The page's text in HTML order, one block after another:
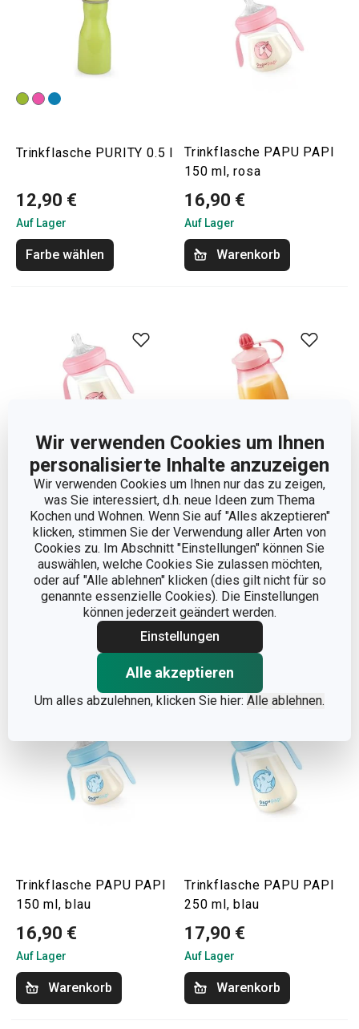
Wir verwenden Cookies um Ihnen
personalisierte Inhalte anzuzeigen
Wir verwenden Cookies um Ihnen nur das zu zeigen,
was Sie interessiert, d.h. neue Ideen zum Thema
Kochen und Wohnen. Wenn Sie auf "Alles akzeptieren"
klicken, stimmen Sie der Verwendung aller Arten von
Cookies zu. Im Abschnitt "Einstellungen" können Sie
auswählen, welche Cookies Sie zulassen möchten,
oder auf "Alle ablehnen" klicken (dies gilt nicht für so
genannte essenzielle Cookies). Die Einstellungen
können jederzeit geändert werden.
Einstellungen
Alle akzeptieren
Um alles abzulehnen, klicken Sie hier: Alle ablehnen.
Trinkflasche PURITY 0.5 l
12,90 €
Auf Lager
Farbe wählen
Trinkflasche PAPU PAPI
150 ml, rosa
16,90 €
Auf Lager
Warenkorb
Trinkflasche PAPU PAPI
250 ml, rosa
17,90 €
Auf Lager
Warenkorb
Biegsame Trinkflasche
PAPU PAPI 200 ml, mit
Löffel, rosa
16,90 €
Auf Lager
Warenkorb
Trinkflasche PAPU PAPI
150 ml, blau
16,90 €
Auf Lager
Warenkorb
Trinkflasche PAPU PAPI
250 ml, blau
17,90 €
Auf Lager
Warenkorb